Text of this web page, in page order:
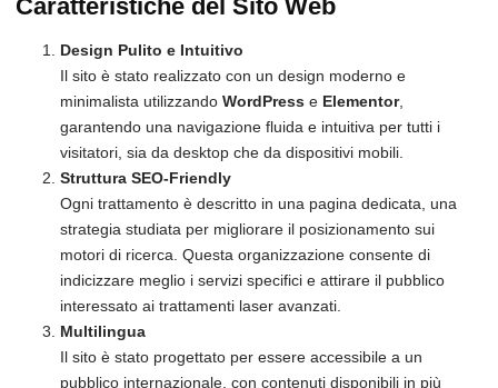
Caratteristiche del Sito Web
Design Pulito e Intuitivo
Il sito è stato realizzato con un design moderno e
minimalista utilizzando WordPress e Elementor,
garantendo una navigazione fluida e intuitiva per tutti i
visitatori, sia da desktop che da dispositivi mobili.
Struttura SEO-Friendly
Ogni trattamento è descritto in una pagina dedicata, una
strategia studiata per migliorare il posizionamento sui
motori di ricerca. Questa organizzazione consente di
indicizzare meglio i servizi specifici e attirare il pubblico
interessato ai trattamenti laser avanzati.
Multilingua
Il sito è stato progettato per essere accessibile a un
pubblico internazionale, con contenuti disponibili in più